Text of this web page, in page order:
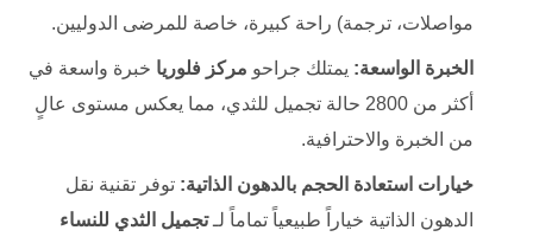
مواصلات، ترجمة) راحة كبيرة، خاصة للمرضى الدوليين.
الخبرة الواسعة: يمتلك جراحو مركز فلوريا خبرة واسعة في
أكثر من 2800 حالة تجميل للثدي، مما يعكس مستوى عالٍ
من الخبرة والاحترافية.
خيارات استعادة الحجم بالدهون الذاتية: توفر تقنية نقل
الدهون الذاتية خياراً طبيعياً تماماً لـتجميل الثدي ‏للنساء